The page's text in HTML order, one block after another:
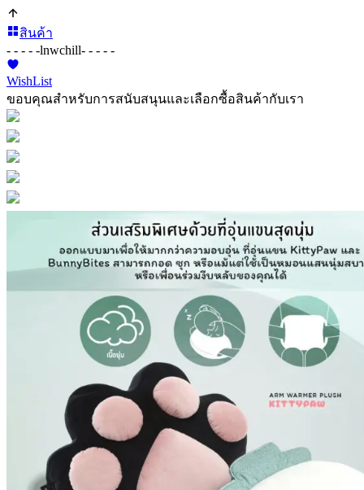
สินค้า
- - - - -lnwchill- - - - -
WishList
ขอบคุณสำหรับการสนับสนุนและเลือกซื้อสินค้ากับเรา